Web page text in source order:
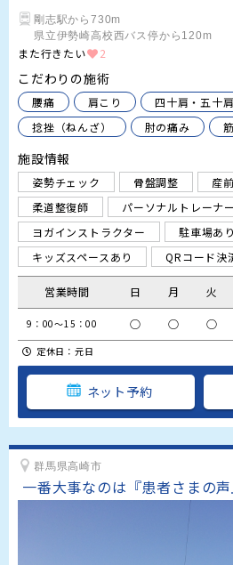
剛志駅から730m
県立伊勢崎高校西バス停から120m
また行きたい 2
こだわりの施術
腰痛 肩こり 四十肩・五十肩
捻挫（ねんざ）
肘の痛み
施設情報
姿勢チェック 骨盤調整 産
柔道整復師
パーソナルトレーナー
ヨガインストラクター
駐車場あり
キッズスペースあり
QRコード決
営業時間 日 月 火
9：00～15：00 ○ ○ ○
定休日：元日
ネット予約
群馬県高崎市
一番大事なのは『患者さまの声